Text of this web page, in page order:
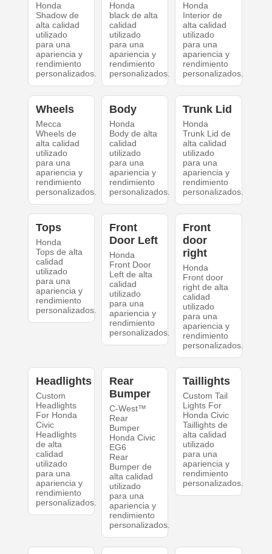
Honda
Shadow de
alta calidad
utilizado
para una
apariencia y
rendimiento
personalizados.
Honda
black de alta
calidad
utilizado
para una
apariencia y
rendimiento
personalizados.
Honda
Interior de
alta calidad
utilizado
para una
apariencia y
rendimiento
personalizados.
Wheels
Mecca
Wheels de
alta calidad
utilizado
para una
apariencia y
rendimiento
personalizados.
Body
Honda
Body de alta
calidad
utilizado
para una
apariencia y
rendimiento
personalizados.
Trunk Lid
Honda
Trunk Lid de
alta calidad
utilizado
para una
apariencia y
rendimiento
personalizados.
Tops
Honda
Tops de alta
calidad
utilizado
para una
apariencia y
rendimiento
personalizados.
Front
Door Left
Honda
Front Door
Left de alta
calidad
utilizado
para una
apariencia y
rendimiento
personalizados.
Front
door
right
Honda
Front door
right de alta
calidad
utilizado
para una
apariencia y
rendimiento
personalizados.
Headlights
Custom
Headlights
For Honda
Civic
Headlights
de alta
calidad
utilizado
para una
apariencia y
rendimiento
personalizados.
Rear
Bumper
C-West™
Rear
Bumper
Honda Civic
EG6
Rear
Bumper de
alta calidad
utilizado
para una
apariencia y
rendimiento
personalizados.
Taillights
Custom Tail
Lights For
Honda Civic
Taillights de
alta calidad
utilizado
para una
apariencia y
rendimiento
personalizados.